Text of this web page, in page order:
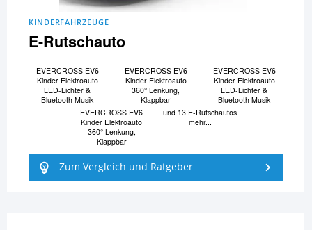
KINDERFAHRZEUGE
E-Rutschauto
EVERCROSS EV6
Kinder Elektroauto
LED-Lichter &
Bluetooth Musik
EVERCROSS EV6
Kinder Elektroauto
360° Lenkung,
Klappbar
EVERCROSS EV6
Kinder Elektroauto
LED-Lichter &
Bluetooth Musik
EVERCROSS EV6
Kinder Elektroauto
360° Lenkung,
Klappbar
und 13 E-Rutschautos
mehr...
Zum Vergleich und Ratgeber